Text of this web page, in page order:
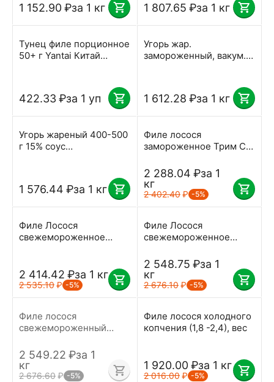
1 152.90 ₽за 1 кг 1 807.65 ₽за 1 кг
Тунец филе порционное
50+ г Yantai Китай
422.33 ₽за 1 уп
Угорь жар.
замороженный, вакум.
1 612.28 ₽за 1 кг
Угорь жареный 400-500
г 15% соус
1 576.44 ₽за 1 кг
Филе лосося
замороженное Трим С
2 288.04 ₽за 1
кг
2 402.40₽ -5%
Филе Лосося
свежемороженное
2 414.42 ₽за 1 кг
2 535.10₽ -5%
Филе Лосося
свежемороженное
RichFish вес
2 548.75 ₽за 1
кг
2 676.10₽ -5%
Филе лосося
свежемороженный
Мурманск вес
2 549.22 ₽за 1
кг
2 676.60₽ -5%
Филе лосося холодного
копчения (1,8 -2,4), вес
1 920.00 ₽за 1 кг
2 016.00₽ -5%